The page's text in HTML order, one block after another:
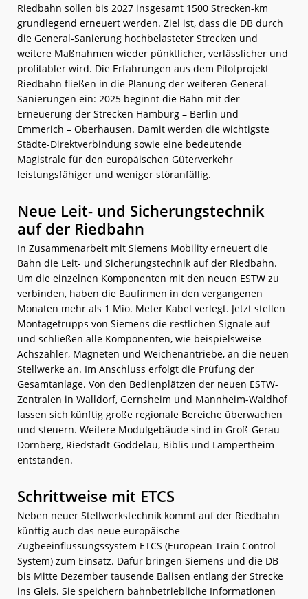
Riedbahn sollen bis 2027 insgesamt 1500 Strecken-km
grundlegend erneuert werden. Ziel ist, dass die DB durch
die General-Sanierung hochbelasteter Strecken und
weitere Maßnahmen wieder pünktlicher, verlässlicher und
profitabler wird. Die Erfahrungen aus dem Pilotprojekt
Riedbahn fließen in die Planung der weiteren General-
Sanierungen ein: 2025 beginnt die Bahn mit der
Erneuerung der Strecken Hamburg – Berlin und
Emmerich – Oberhausen. Damit werden die wichtigste
Städte-Direktverbindung sowie eine bedeutende
Magistrale für den europäischen Güterverkehr
leistungsfähiger und weniger störanfällig.
Neue Leit- und Sicherungstechnik
auf der Riedbahn
In Zusammenarbeit mit Siemens Mobility erneuert die
Bahn die Leit- und Sicherungstechnik auf der Riedbahn.
Um die einzelnen Komponenten mit den neuen ESTW zu
verbinden, haben die Baufirmen in den vergangenen
Monaten mehr als 1 Mio. Meter Kabel verlegt. Jetzt stellen
Montagetrupps von Siemens die restlichen Signale auf
und schließen alle Komponenten, wie beispielsweise
Achszähler, Magneten und Weichenantriebe, an die neuen
Stellwerke an. Im Anschluss erfolgt die Prüfung der
Gesamtanlage. Von den Bedienplätzen der neuen ESTW-
Zentralen in Walldorf, Gernsheim und Mannheim-Waldhof
lassen sich künftig große regionale Bereiche überwachen
und steuern. Weitere Modulgebäude sind in Groß-Gerau
Dornberg, Riedstadt-Goddelau, Biblis und Lampertheim
entstanden.
Schrittweise mit ETCS
Neben neuer Stellwerkstechnik kommt auf der Riedbahn
künftig auch das neue europäische
Zugbeeinflussungssystem ETCS (European Train Control
System) zum Einsatz. Dafür bringen Siemens und die DB
bis Mitte Dezember tausende Balisen entlang der Strecke
ins Gleis. Sie speichern bahnbetriebliche Informationen